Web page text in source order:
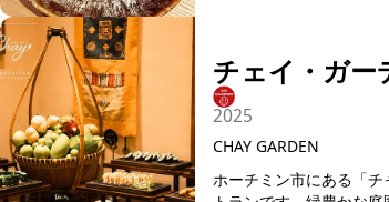
チェイ・ガー
2025
CHAY GARDEN
ホーチミン市にある「